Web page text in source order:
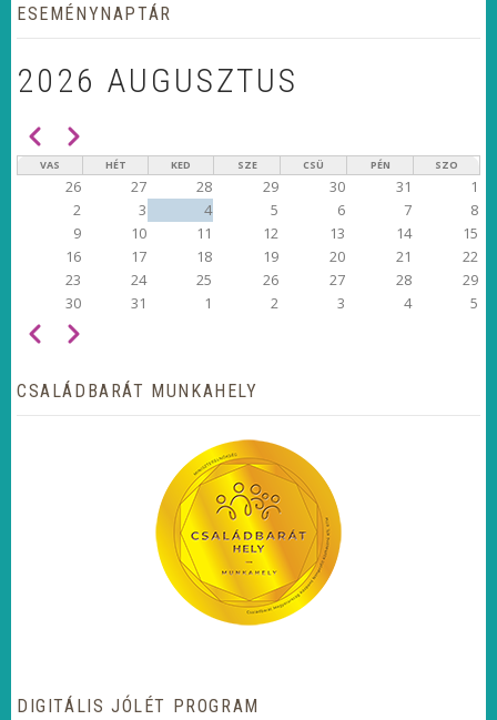
ESEMÉNYNAPTÁR
2026 AUGUSZTUS
OLDALSZÁMOZÁS
Előző Következő
VAS HÉT KED SZE CSÜ PÉN SZO
26 27 28 29 30 31
1
2
3 4 5 6 7
8
9
10 11 12 13 14
15
16
17 18 19 20 21
22
23
24 25 26 27 28
29
30
31 1 2 3 4 5
OLDALSZÁMOZÁS
Előző Következő
CSALÁDBARÁT MUNKAHELY
DIGITÁLIS JÓLÉT PROGRAM